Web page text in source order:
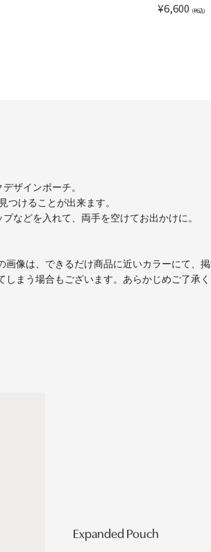
¥6,600 (税込)
ザインポーチ。
つけることが出来ます。
などを入れて、両手を空けてお出かけに。
像は、できるだけ商品に近いカラーにて、
まう場合もございます。あらかじめご了承
Expanded Pouch